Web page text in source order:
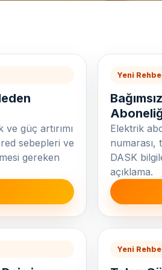
güç artırımı
sebepleri ve
gereken
Yeni
Elektrik
numarası,
DASK
açıklama.
Yeni